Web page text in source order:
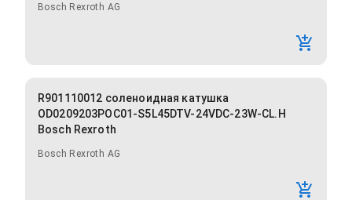
Bosch Rexroth AG
R901110012 соленоидная катушка
OD0209203POC01-S5L45DTV-24VDC-23W-CL.H
Bosch Rexroth
Bosch Rexroth AG